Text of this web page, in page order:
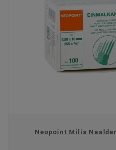
Neopoint Milia